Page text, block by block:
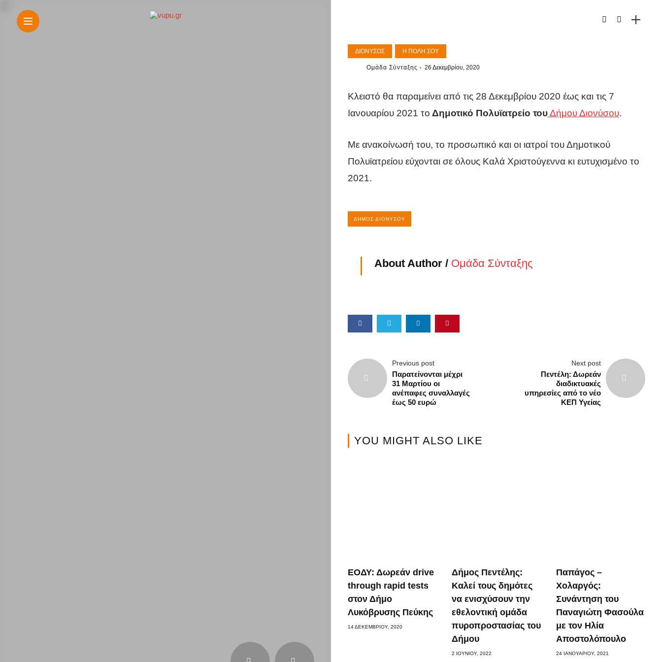
Η
σου
Επιχειρήσεις
Περιφέρεια
Αττικής
Σύλλογοι
&
Επικοινωνία
Search
ΔΙΌΝΥΣΟΣ Η ΠΌΛΗ ΣΟΥ
Ομάδα Σύνταξης 26 Δεκεμβρίου, 2020
Κλειστό θα παραμείνει από τις 28 Δεκεμβρίου 2020 έως και τις 7
Ιανουαρίου 2021 το Δημοτικό Πολυϊατρείο τουΔήμου Διονύσου.
Με ανακοίνωσή του, το προσωπικό και οι ιατροί του Δημοτικού
Πολυϊατρείου εύχονται σε όλους Καλά Χριστούγεννα κι ευτυχισμένο το
2021.
ΔΉΜΟΣ ΔΙΟΝΎΣΟΥ
About Author / Ομάδα Σύνταξης
Previous post
Παρατείνονται μέχρι
31 Μαρτίου οι
ανέπαφες συναλλαγές
έως 50 ευρώ
Next post
Πεντέλη: Δωρεάν
διαδικτυακές
υπηρεσίες από το νέο
ΚΕΠ Υγείας
YOU MIGHT ALSO LIKE
ΕΟΔΥ: Δωρεάν drive
through rapid tests
στον Δήμο
Λυκόβρυσης Πεύκης
14 ΔΕΚΕΜΒΡΊΟΥ, 2020
Δήμος Πεντέλης:
Καλεί τους δημότες
να ενισχύσουν την
εθελοντική ομάδα
πυροπροστασίας του
Δήμου
2 ΙΟΥΝΊΟΥ, 2022
Παπάγος –
Χολαργός:
Συνάντηση του
Παναγιώτη Φασούλα
με τον Ηλία
Αποστολόπουλο
24 ΙΑΝΟΥΑΡΊΟΥ, 2021